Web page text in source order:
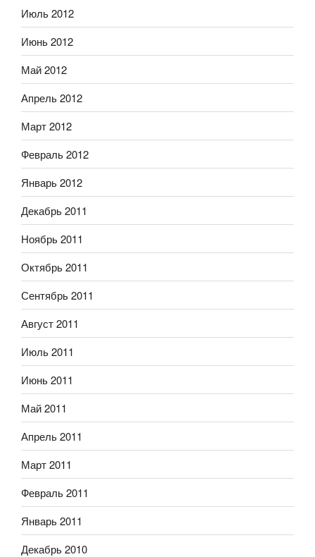
Июль 2012
Июнь 2012
Май 2012
Апрель 2012
Март 2012
Февраль 2012
Январь 2012
Декабрь 2011
Ноябрь 2011
Октябрь 2011
Сентябрь 2011
Август 2011
Июль 2011
Июнь 2011
Май 2011
Апрель 2011
Март 2011
Февраль 2011
Январь 2011
Декабрь 2010